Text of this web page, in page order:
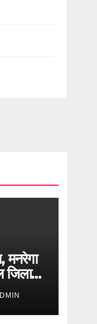
मनरेगा
जिला